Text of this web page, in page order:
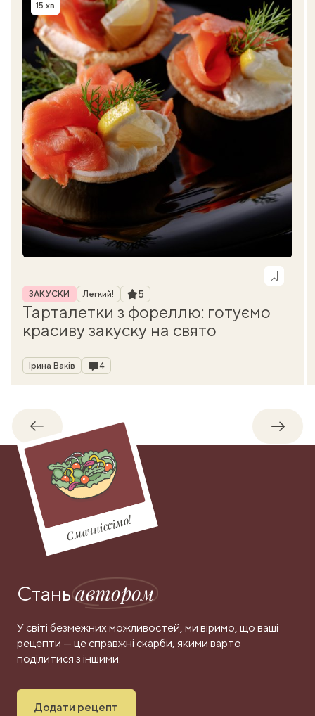
Час приготування
15 хв
Рубрика
ЗАКУСКИ Легкий! Рейтинг
5
Тарталетки з фореллю: готуємо
красиву закуску на свято
Автор
Ірина Ваків Коментарі
4
Назад
Смачніссімо!
Станьавтором
У світі безмежних можливостей, ми віримо, що ваші
рецепти — це справжні скарби, якими варто
поділитися з іншими.
Додати рецепт